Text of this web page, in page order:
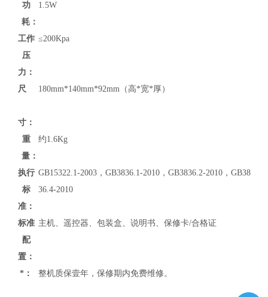
功
耗：
1.5W
工作
压
力：
≤200Kpa
尺
寸：
180mm*140mm*92mm（高*宽*厚）
重
量：
约1.6Kg
执行
标
准：
GB15322.1-2003，GB3836.1-2010，GB3836.2-2010，GB38
36.4-2010
标准
配
置：
主机、遥控器、包装盒、说明书、保修卡/合格证
*： 整机质保壹年，保修期内免费维修。